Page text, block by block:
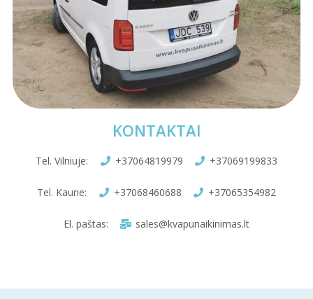
t
i
v
:
KONTAKTAI
Tel. Vilniuje: +37064819979 +37069199833
Tel. Kaune: +37068460688 +37065354982
El. paštas: sales@kvapunaikinimas.lt